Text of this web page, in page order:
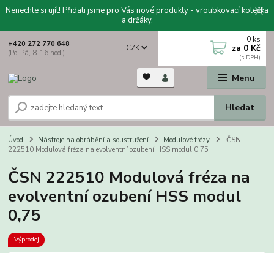
Nenechte si ujít! Přidali jsme pro Vás nové produkty - vroubkovací kolečka
a držáky.
Menu
CZK
Hledat
+420 272 770 648
(Po-Pá, 8-16 hod.)
0 ks
za 0 Kč
Úvod Nástroje na obrábění a soustružení Modulové frézy
ČSN
222510 Modulová fréza na evolventní ozubení HSS modul 0,75
ČSN 222510 Modulová fréza na
evolventní ozubení HSS modul
0,75
Výprodej